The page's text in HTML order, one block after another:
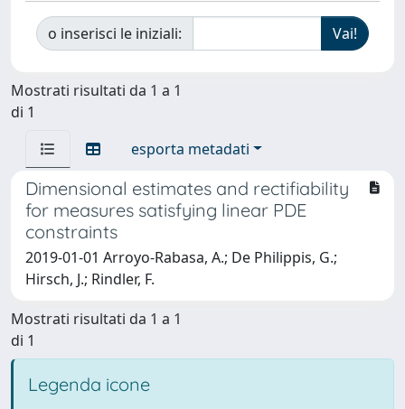
o inserisci le iniziali:
Mostrati risultati da 1 a 1
di 1
esporta metadati
Dimensional estimates and rectifiability
for measures satisfying linear PDE
constraints
2019-01-01 Arroyo-Rabasa, A.; De Philippis, G.;
Hirsch, J.; Rindler, F.
Mostrati risultati da 1 a 1
di 1
Legenda icone